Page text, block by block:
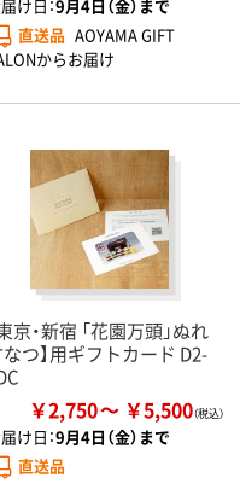
け日：9月4日（金）まで
直送品 AOYAMA GIFT
からお届け
東京・新宿 「花園万頭」ぬれ
つ】用ギフトカード D2-
￥2,750 ￥5,500
け日：9月4日（金）まで
直送品